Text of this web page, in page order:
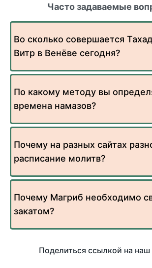
Часто задаваемые
Во сколько совершается
Витр в Венёве сегодня?
По какому методу вы
времена намазов?
Почему на разных сайтах
расписание молитв?
Почему Магриб необходимо
закатом?
Поделиться ссылкой на наш